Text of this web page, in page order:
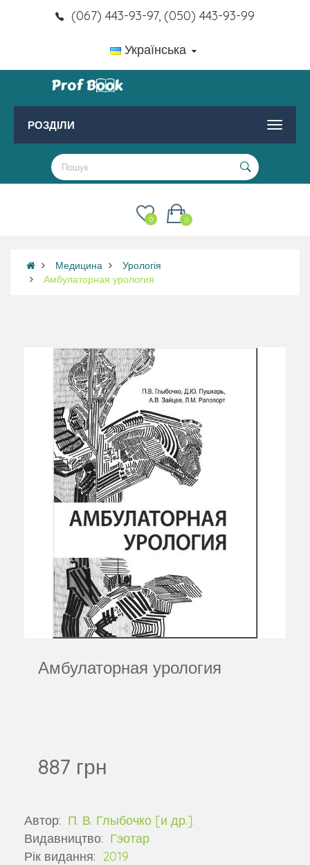
(067) 443-93-97, (050) 443-93-99
Українська
РОЗДІЛИ
0
0
Медицина
Урологія
Амбулаторная урология
Амбулаторная урология
887 грн
Автор: П. В. Глыбочко [и др.].
Видавництво: Гэотар
Рік видання: 2019